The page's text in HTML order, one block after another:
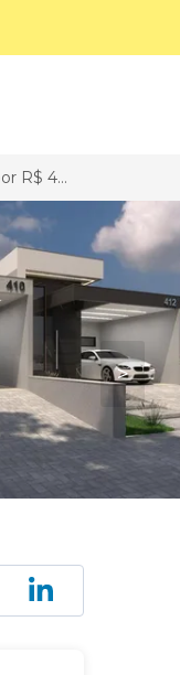
Casa Geminada em Das Quintas, Estância Velha-RS por R$ 449.000
>